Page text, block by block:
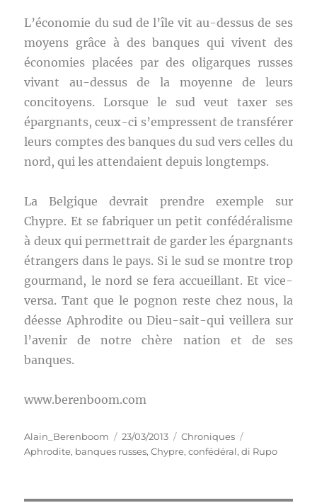
L’économie du sud de l’île vit au-dessus de ses
moyens grâce à des banques qui vivent des
économies placées par des oligarques russes
vivant au-dessus de la moyenne de leurs
concitoyens. Lorsque le sud veut taxer ses
épargnants, ceux-ci s’empressent de transférer
leurs comptes des banques du sud vers celles du
nord, qui les attendaient depuis longtemps.
La Belgique devrait prendre exemple sur
Chypre. Et se fabriquer un petit confédéralisme
à deux qui permettrait de garder les épargnants
étrangers dans le pays. Si le sud se montre trop
gourmand, le nord se fera accueillant. Et vice-
versa. Tant que le pognon reste chez nous, la
déesse Aphrodite ou Dieu-sait-qui veillera sur
l’avenir de notre chère nation et de ses
banques.
www.berenboom.com
Auteur
Alain_Berenboom
Publié
le
23/03/2013 Catégories
Chroniques
Aphrodite, banques russes,Chypre,confédéral,di Rupo